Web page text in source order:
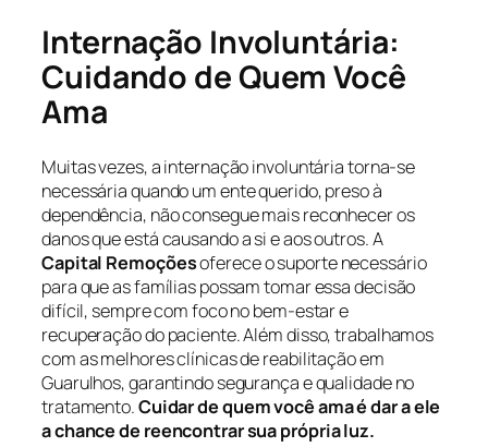
Internação Involuntária:
Cuidando de Quem Você
Ama
Muitas vezes, a internação involuntária torna-se
necessária quando um ente querido, preso à
dependência, não consegue mais reconhecer os
danos que está causando a si e aos outros. A
Capital Remoçõesoferece o suporte necessário
para que as famílias possam tomar essa decisão
difícil, sempre com foco no bem-estar e
recuperação do paciente. Além disso, trabalhamos
com as melhores clínicas de reabilitação em
Guarulhos, garantindo segurança e qualidade no
tratamento.Cuidar de quem você ama é dar a ele
a chance de reencontrar sua própria luz.